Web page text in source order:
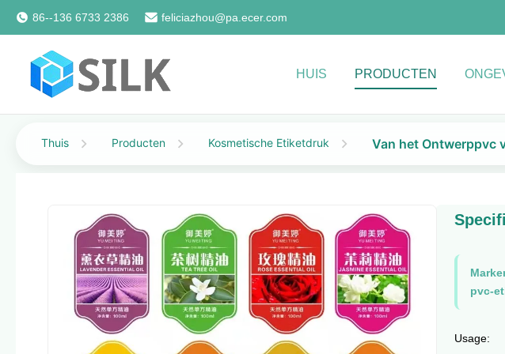
86--136 6733 2386 feliciazhou@pa.ecer.com
HUIS PRODUCTEN
Thuis Producten Kosmetische Etiketdruk Van het Ontwerppvc
pvc-
Usage: